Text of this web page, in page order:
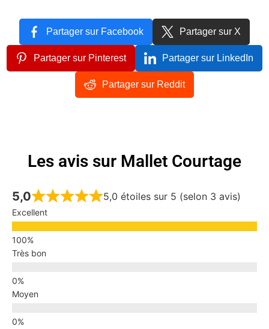
Partager sur Facebook Partager sur X
Partager sur Pinterest Partager sur LinkedIn
Partager sur Reddit
Les avis sur Mallet Courtage
5,0 5,0 étoiles sur 5 (selon 3 avis)
Excellent
Très bon
Moyen